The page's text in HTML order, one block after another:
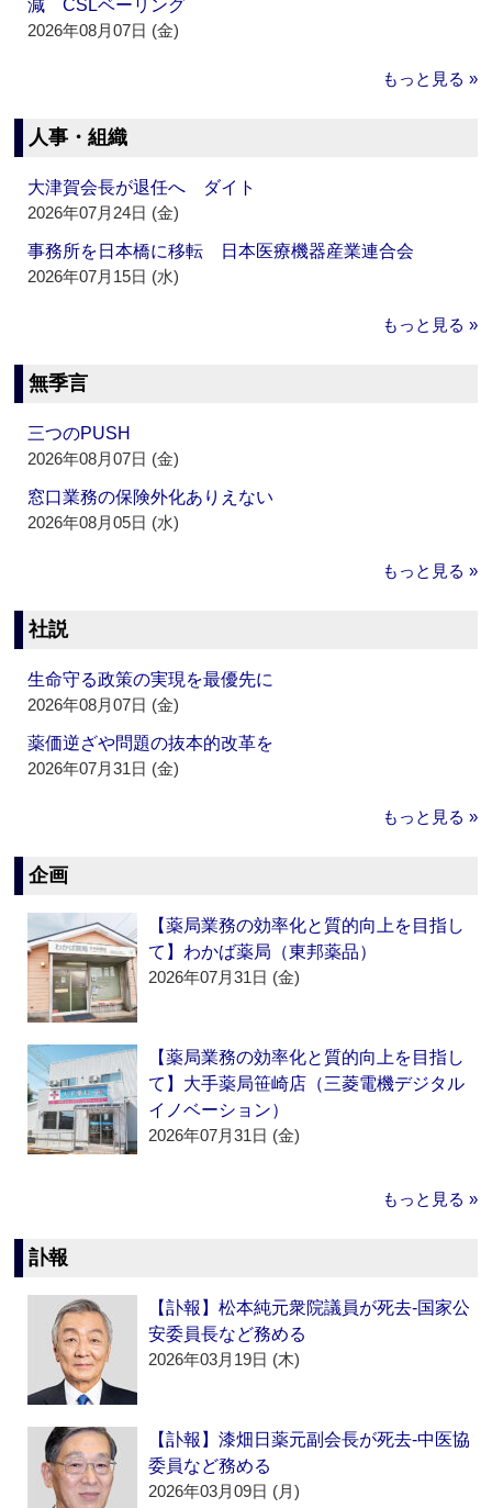
減 CSLベーリング
2026年08月07日 (金)
もっと見る »
人事・組織
大津賀会長が退任へ ダイト
2026年07月24日 (金)
事務所を日本橋に移転 日本医療機器産業連合会
2026年07月15日 (水)
もっと見る »
無季言
三つのPUSH
2026年08月07日 (金)
窓口業務の保険外化ありえない
2026年08月05日 (水)
もっと見る »
社説
生命守る政策の実現を最優先に
2026年08月07日 (金)
薬価逆ざや問題の抜本的改革を
2026年07月31日 (金)
もっと見る »
企画
【薬局業務の効率化と質的向上を目指し
て】わかば薬局（東邦薬品）
2026年07月31日 (金)
【薬局業務の効率化と質的向上を目指し
て】大手薬局笹崎店（三菱電機デジタル
イノベーション）
2026年07月31日 (金)
もっと見る »
訃報
【訃報】松本純元衆院議員が死去‐国家公
安委員長など務める
2026年03月19日 (木)
【訃報】漆畑日薬元副会長が死去‐中医協
委員など務める
2026年03月09日 (月)